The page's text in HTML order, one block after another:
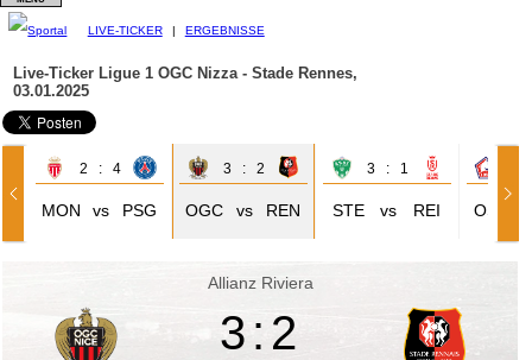
LIVE-TICKER | ERGEBNISSE
Live-Ticker Ligue 1 OGC Nizza - Stade Rennes,
03.01.2025
2 : 4
MON vs PSG
3 : 2
OGC vs REN
3 : 1
STE vs REI OSC
Allianz Riviera
3:2